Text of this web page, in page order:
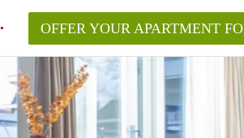
OFFER YOUR APARTMENT